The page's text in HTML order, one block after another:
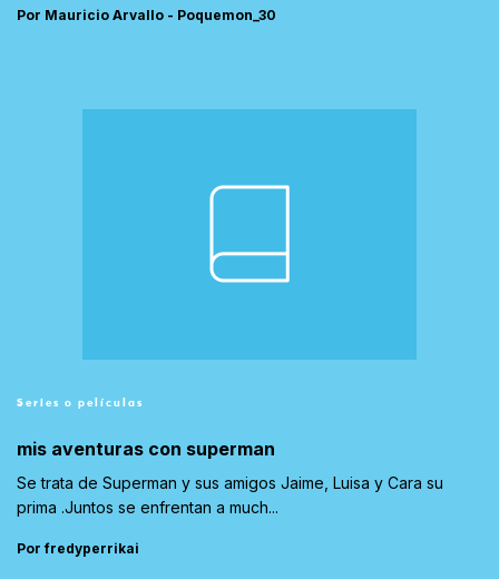
Por Mauricio Arvallo - Poquemon_30
Series o películas
mis aventuras con superman
Se trata de Superman y sus amigos Jaime, Luisa y Cara su
prima .Juntos se enfrentan a much...
Por fredyperrikai